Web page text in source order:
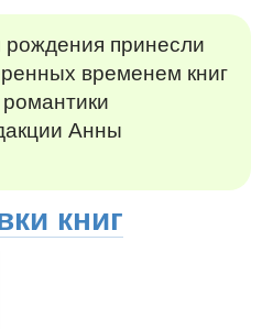
рождения принесли
временем книг
Анны
книг